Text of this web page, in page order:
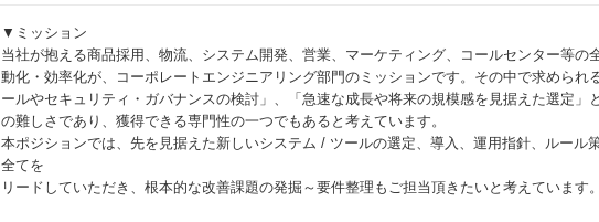
▼ミッション
当社が抱える商品採用、物流、システム開発、営業、マーケティング、コールセンター等の
動化・効率化が、コーポレートエンジニアリング部門のミッションです。その中で求められ
ールやセキュリティ・ガバナンスの検討」、「急速な成長や将来の規模感を見据えた選定」
の難しさであり、獲得できる専門性の一つでもあると考えています。
本ポジションでは、先を見据えた新しいシステム / ツールの選定、導入、運用指針、ルール
全てを
リードしていただき、根本的な改善課題の発掘～要件整理もご担当頂きたいと考えています。